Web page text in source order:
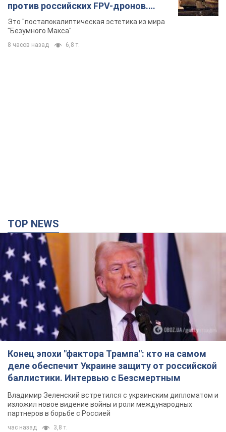
против российских FPV-дронов.
Фото
Это "постапокалиптическая эстетика из мира
"Безумного Макса"
8 часов назад 6,8 т.
TOP NEWS
Конец эпохи "фактора Трампа": кто на самом
деле обеспечит Украине защиту от российской
баллистики. Интервью с Безсмертным
Владимир Зеленский встретился с украинским дипломатом и
изложил новое видение войны и роли международных
партнеров в борьбе с Россией
час назад 3,8 т.